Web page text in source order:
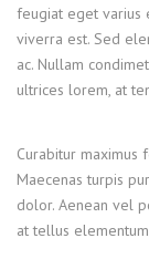
feugiat eget varius
viverra est. Sed
ac. Nullam
ultrices lorem, at
Curabitur maximus
Maecenas turpis
dolor. Aenean vel
at tellus